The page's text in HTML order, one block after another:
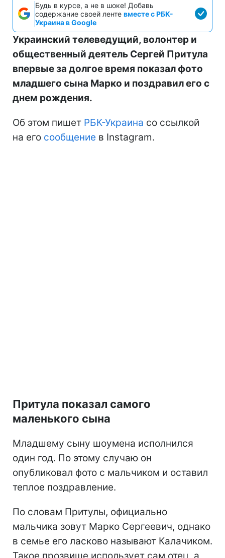
Будь в курсе, а не в шоке! Добавь
содержание своей ленте вместе с РБК-
Украина в Google
Украинский телеведущий, волонтер и
общественный деятель Сергей Притула
впервые за долгое время показал фото
младшего сына Марко и поздравил его с
днем рождения.
Об этом пишет РБК-Украина со ссылкой
на его сообщение в Instagram.
Притула показал самого
маленького сына
Младшему сыну шоумена исполнился
один год. По этому случаю он
опубликовал фото с мальчиком и оставил
теплое поздравление.
По словам Притулы, официально
мальчика зовут Марко Сергеевич, однако
в семье его ласково называют Калачиком.
Такое прозвище использует сам отец, а